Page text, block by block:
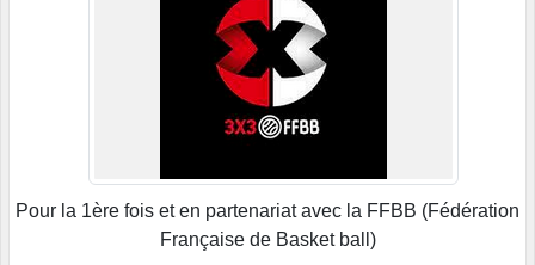
Pour la 1ère fois et en partenariat avec la FFBB (Fédération
Française de Basket ball)